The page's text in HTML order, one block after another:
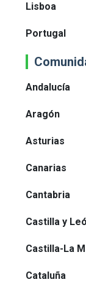
Lisboa
Portugal
Andalucía
Aragón
Asturias
Canarias
Cantabria
Castilla y
Castilla-La
Cataluña